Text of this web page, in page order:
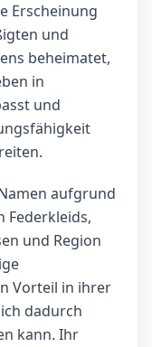
Erscheinung
und
beheimatet,
in
und
aufgrund
Federkleids,
und Region
Vorteil in ihrer
dadurch
kann. Ihr